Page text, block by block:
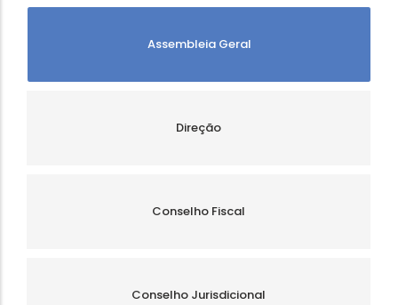
Assembleia Geral
Direção
Conselho Fiscal
Conselho Jurisdicional